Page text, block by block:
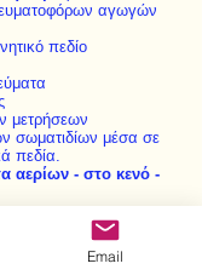
αγωγών
πεδίο
μετρήσεων
σωματιδίων μέσα σε
πεδία.
αερίων - στο κενό -
- Ακτίνες Röntgen
- Ημιαγωγοί -
Email